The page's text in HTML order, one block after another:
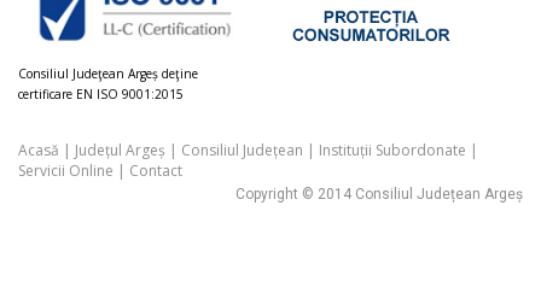
Consiliul Judeţean Argeș deţine
certificare EN ISO 9001:2015
Acasă | Județul Argeș | Consiliul Județean | Instituții Subordonate |
Servicii Online | Contact
Copyright © 2014 Consiliul Județean Argeș